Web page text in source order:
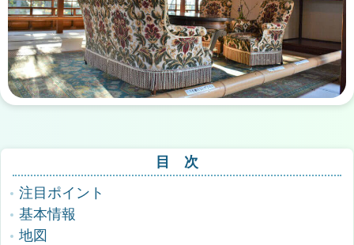
目 次
注目ポイント
基本情報
地図